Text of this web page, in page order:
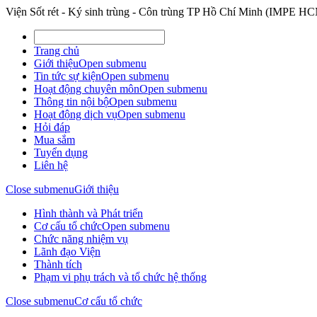
Viện Sốt rét - Ký sinh trùng - Côn trùng TP Hồ Chí Minh (IMPE
Trang chủ
Giới thiệuOpen submenu
Tin tức sự kiệnOpen submenu
Hoạt động chuyên mônOpen submenu
Thông tin nội bộOpen submenu
Hoạt động dịch vụOpen submenu
Hỏi đáp
Mua sắm
Tuyển dụng
Liên hệ
Close submenuGiới thiệu
Hình thành và Phát triển
Cơ cấu tổ chứcOpen submenu
Chức năng nhiệm vụ
Lãnh đạo Viện
Thành tích
Phạm vi phụ trách và tổ chức hệ thống
Close submenuCơ cấu tổ chức